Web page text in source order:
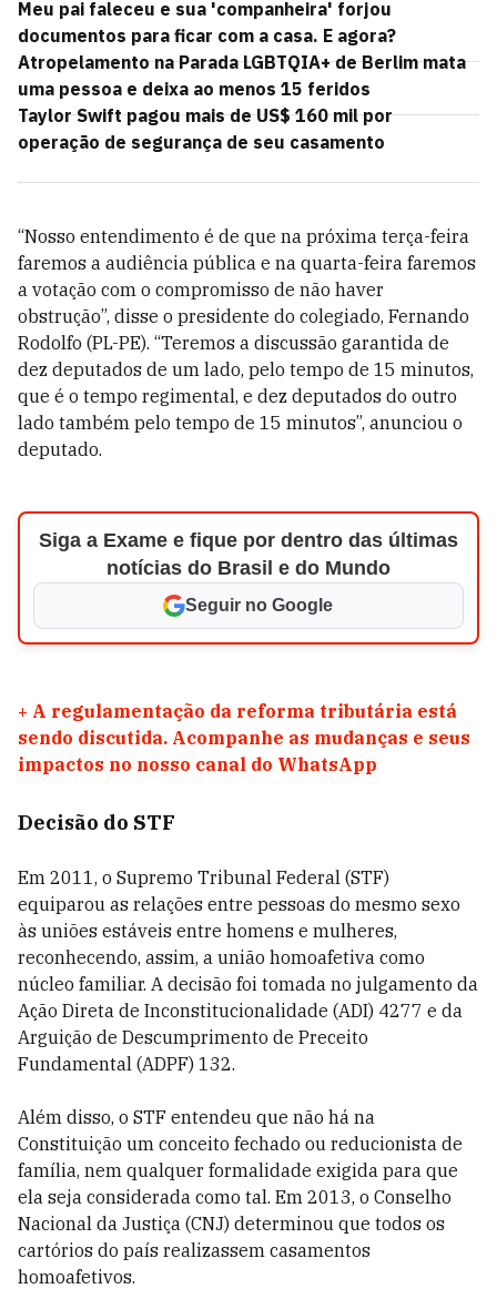
Meu pai faleceu e sua 'companheira' forjou
documentos para ficar com a casa. E agora?
Atropelamento na Parada LGBTQIA+ de Berlim mata
uma pessoa e deixa ao menos 15 feridos
Taylor Swift pagou mais de US$ 160 mil por
operação de segurança de seu casamento
“Nosso entendimento é de que na próxima terça-feira
faremos a audiência pública e na quarta-feira faremos
a votação com o compromisso de não haver
obstrução”, disse o presidente do colegiado, Fernando
Rodolfo (PL-PE). “Teremos a discussão garantida de
dez deputados de um lado, pelo tempo de 15 minutos,
que é o tempo regimental, e dez deputados do outro
lado também pelo tempo de 15 minutos”, anunciou o
deputado.
Siga a Exame e fique por dentro das últimas
notícias do Brasil e do Mundo
Seguir no Google
+ A regulamentação da reforma tributária está
sendo discutida. Acompanhe as mudanças e seus
impactos no nosso canal do WhatsApp
Decisão do STF
Em 2011, o Supremo Tribunal Federal (STF)
equiparou as relações entre pessoas do mesmo sexo
às uniões estáveis entre homens e mulheres,
reconhecendo, assim, a união homoafetiva como
núcleo familiar. A decisão foi tomada no julgamento da
Ação Direta de Inconstitucionalidade (ADI) 4277 e da
Arguição de Descumprimento de Preceito
Fundamental (ADPF) 132.
Além disso, o STF entendeu que não há na
Constituição um conceito fechado ou reducionista de
família, nem qualquer formalidade exigida para que
ela seja considerada como tal. Em 2013, o Conselho
Nacional da Justiça (CNJ) determinou que todos os
cartórios do país realizassem casamentos
homoafetivos.